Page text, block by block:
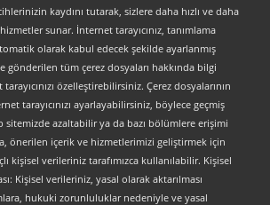
kaydını tutarak, sizlere daha hızlı ve daha
sunar. İnternet tarayıcınız, tanımlama
olarak kabul edecek şekilde ayarlanmış
gönderilen tüm çerez dosyaları hakkında bilgi
özelleştirebilirsiniz. Çerez dosyalarının
tarayıcınızı ayarlayabilirsiniz, böylece geçmiş
sitemizde azaltabilir ya da bazı bölümlere erişimi
önerilen içerik ve hizmetlerimizi geliştirmek için
kişisel verileriniz tarafımızca kullanılabilir. Kişisel
Kişisel verileriniz, yasal olarak aktarılması
hukuki zorunluluklar nedeniyle ve yasal